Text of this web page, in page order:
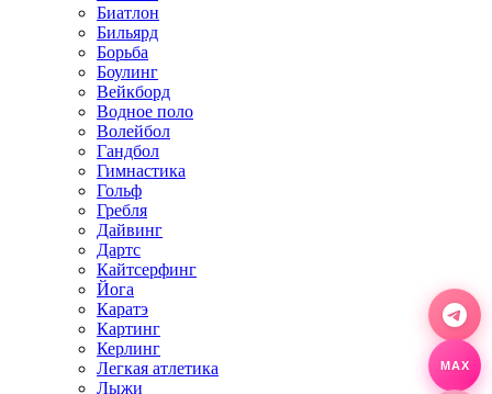
Биатлон
Бильярд
Борьба
Боулинг
Вейкборд
Водное поло
Волейбол
Гандбол
Гимнастика
Гольф
Гребля
Дайвинг
Дартс
Кайтсерфинг
Йога
Каратэ
Картинг
Керлинг
Легкая атлетика
Лыжи
MAX